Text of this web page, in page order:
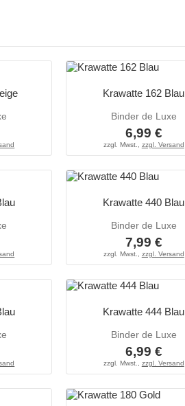
Krawatte 162 Blau
Binder de Luxe
6,99 €
zzgl. Mwst., zzgl. Versand
Krawatte 440 Blau
Binder de Luxe
7,99 €
zzgl. Mwst., zzgl. Versand
Krawatte 444 Blau
Binder de Luxe
6,99 €
zzgl. Mwst., zzgl. Versand